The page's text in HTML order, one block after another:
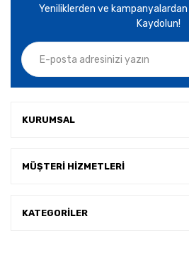
Yeniliklerden ve
Kaydolun!
KURUMSAL
MÜŞTERİ HİZMETLERİ
KATEGORİLER